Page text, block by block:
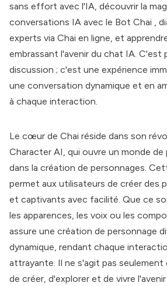
sans effort avec l'IA, découvrir la
conversations IA avec le Bot Chai ,
experts via Chai en ligne, et
embrassant l'avenir du chat IA. C'est
discussion ; c'est une expérience
une conversation dynamique et en
à chaque interaction.
Le cœur de Chai réside dans son
Character AI, qui ouvre un monde
dans la création de personnages.
permet aux utilisateurs de créer des
et captivants avec facilité. Que ce
les apparences, les voix ou les
assure une création de personnage
dynamique, rendant chaque
attrayante. Il ne s'agit pas seulement
de créer, d'explorer et de vivre